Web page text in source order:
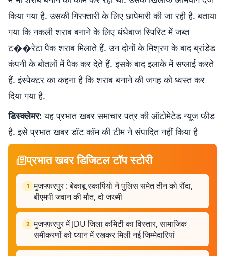
किया गया है. उसकी गिरफ्तारी के लिए छापेमारी की जा रही है. बताया
गया कि नकली शराब बनाने के लिए धंधेबाज स्पिरिट में जब्त
ट��रेटा पैक शराब मिलाते हैं. उन दोनों के मिश्रण के बाद ब्रांडेड
कंपनी के बोतलों में पैक कर देते हैं. इसके बाद इलाके में सप्लाई करते
हैं. इंस्पेक्टर का कहना है कि शराब बनाने की जगह को ध्वस्त कर
दिया गया है.
डिस्क्लेमर: यह प्रभात खबर समाचार पत्र की ऑटोमेटेड न्यूज फीड
है. इसे प्रभात खबर डॉट कॉम की टीम ने संपादित नहीं किया है
प्रभात खबर डिजिटल टॉप स्टोरी
1 मुजफ्फरपुर : बेकाबू स्कार्पियो ने पुलिस समेत तीन को रौंदा,
बीएमपी जवान की मौत, दो जख्मी
2 मुजफ्फरपुर में JDU जिला कमिटी का विस्तार, सामाजिक
समीकरणों को ध्यान में रखकर मिली नई जिम्मेदारियां